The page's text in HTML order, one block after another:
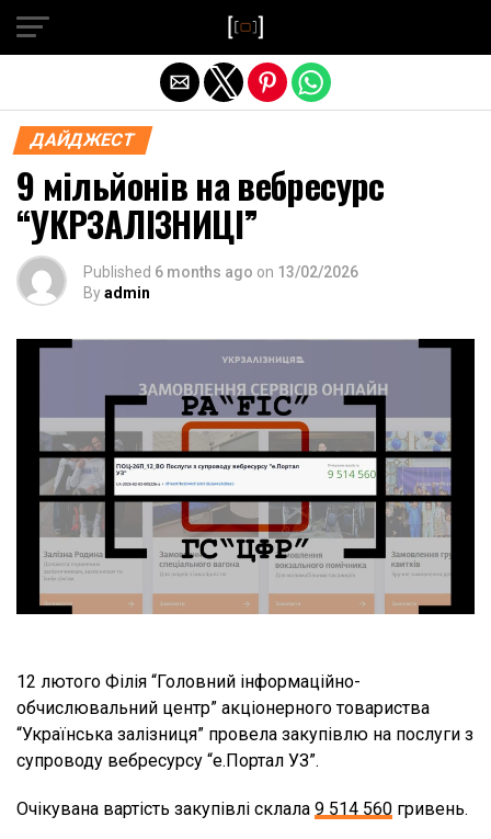
ДАЙДЖЕСТ
9 мільйонів на вебресурс
“УКРЗАЛІЗНИЦІ”
Published 6 months ago on 13/02/2026
Byadmin
12 лютого Філія “Головний інформаційно-
обчислювальний центр” акціонерного товариства
“Українська залізниця” провела закупівлю на послуги з
супроводу вебресурсу “е.Портал УЗ”.
Очікувана вартість закупівлі склала 9 514 560 гривень.
Exit mobile version